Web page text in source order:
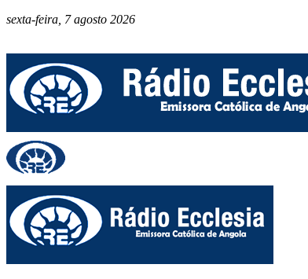
sexta-feira, 7 agosto 2026